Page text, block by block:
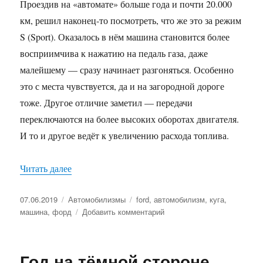
Проездив на «автомате» больше года и почти 20.000
км, решил наконец-то посмотреть, что же это за режим
S (Sport). Оказалось в нём машина становится более
восприимчива к нажатию на педаль газа, даже
малейшему — сразу начинает разгоняться. Особенно
это с места чувствуется, да и на загородной дороге
тоже. Другое отличие заметил — передачи
переключаются на более высоких оборотах двигателя.
И то и другое ведёт к увеличению расхода топлива.
Читать далее
Опубликовано
07.06.2019 Рубрики
Автомобилизмы Метки
ford,автомобилизм, куга,
машина,форд Добавить комментарий